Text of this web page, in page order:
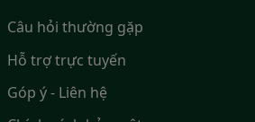
Câu hỏi thường gặp
Hỗ trợ trực tuyến
Góp ý - Liên hệ